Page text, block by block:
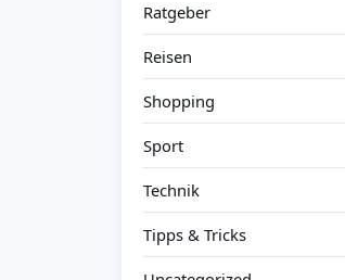
Ratgeber
Reisen
Shopping
Sport
Technik
Tipps & Tricks